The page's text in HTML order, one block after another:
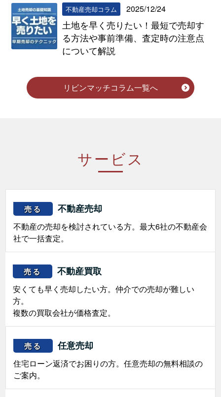
不動産売却コラム 2025/12/24
土地を早く売りたい！最短で売却す
る方法や事前準備、査定時の注意点
について解説
リビンマッチコラム一覧へ
サービス
売る 不動産売却
不動産の売却を検討されている方。最大6社の不動産会
社で一括査定。
売る 不動産買取
安くても早く売却したい方。仲介での売却が難しい
方。
複数の買取会社が価格査定。
売る 任意売却
住宅ローン返済でお困りの方。任意売却の無料相談の
ご案内。